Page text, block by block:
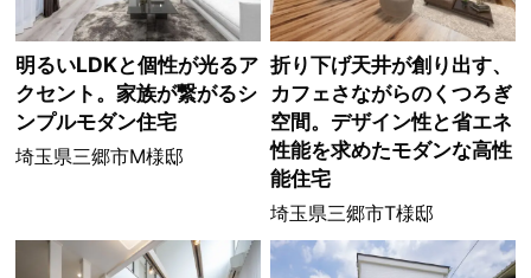
明るいLDKと個性が光るア
クセント。家族が繋がるシ
ンプルモダン住宅
埼玉県三郷市M様邸
折り下げ天井が創り出す、
カフェさながらのくつろぎ
空間。デザイン性と省エネ
性能を求めたモダンな高性
能住宅
埼玉県三郷市T様邸